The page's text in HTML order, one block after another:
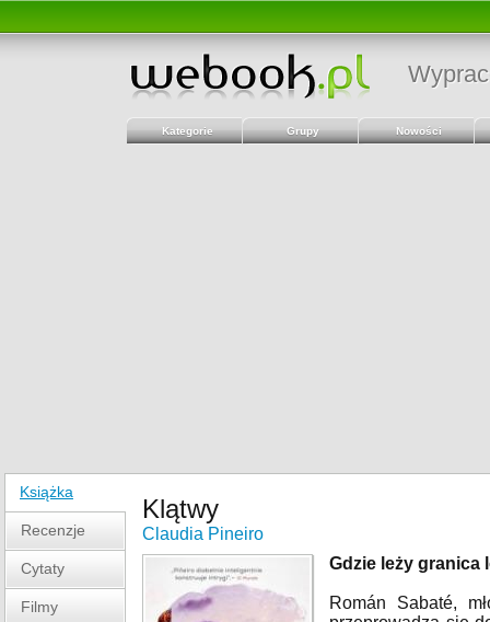
Kategorie Grupy Nowości
Książka
Recenzje
Cytaty
Filmy
Klątwy
Claudia Pineiro
Gdzie leży granica
Román Sabaté,